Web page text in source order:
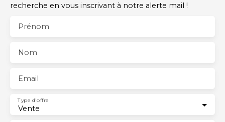
recherche en vous inscrivant à notre alerte mail !
Prénom
Nom
Email
Vente
Type d'offre